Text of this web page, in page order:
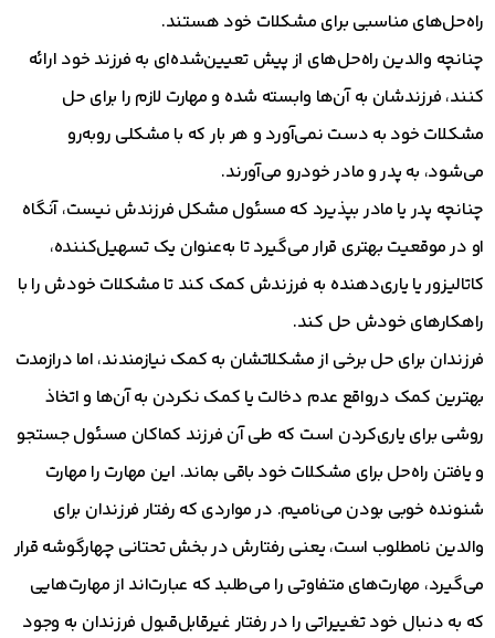
راه‌حل‌های مناسبی برای مشکلات خود هستند.
چنانچه والدین راه‌حل‌های از پیش تعیین‌شده‌ای به فرزند خود ارائه
کنند، فرزندشان به آن‌ها وابسته شده و مهارت لازم را برای حل
مشکلات خود به دست نمی‌آورد و هر بار که با مشکلی روبه‌رو
می‌شود، به پدر و مادر خودرو می‌آورند.
چنانچه پدر یا مادر بپذیرد که مسئول مشکل فرزندش نیست، آنگاه
او در موقعیت بهتری قرار می‌گیرد تا به‌عنوان یک تسهیل‌کننده،
کاتالیزور یا یاری‌دهنده به فرزندش کمک کند تا مشکلات خودش را با
راهکارهای خودش حل کند.
فرزندان برای حل برخی از مشکلاتشان به کمک نیازمندند، اما درازمدت
بهترین کمک درواقع عدم دخالت یا کمک نکردن به آن‌ها و اتخاذ
روشی برای یاری‌کردن است که طی آن فرزند کماکان مسئول جستجو
و یافتن راه‌حل برای مشکلات خود باقی بماند. این مهارت را مهارت
شنونده خوبی بودن می‌نامیم. در مواردی که رفتار فرزندان برای
والدین نامطلوب است، یعنی رفتارش در بخش تحتانی چهارگوشه قرار
می‌گیرد، مهارت‌های متفاوتی را می‌طلبد که عبارت‌اند از مهارت‌هایی
که به دنبال خود تغییراتی را در رفتار غیرقابل‌قبول فرزندان به وجود